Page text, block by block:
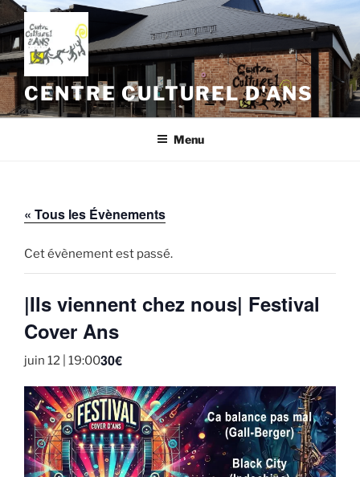
Aller
au
contenu
principal
CENTRE CULTUREL D'ANS
Menu
« Tous les Évènements
Cet évènement est passé.
|Ils viennent chez nous| Festival
Cover Ans
juin 12 | 19:0030€